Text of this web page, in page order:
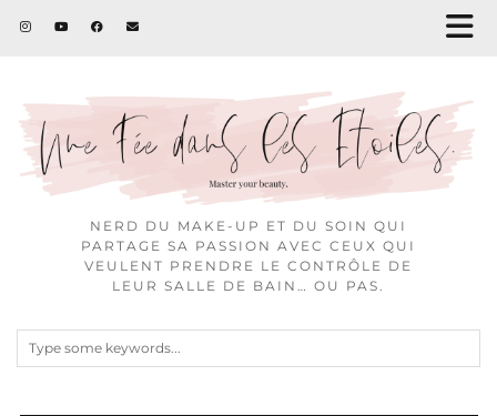
NERD DU MAKE-UP ET DU SOIN QUI
PARTAGE SA PASSION AVEC CEUX QUI
VEULENT PRENDRE LE CONTRÔLE DE
LEUR SALLE DE BAIN… OU PAS.